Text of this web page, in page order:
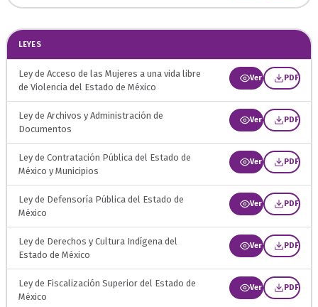
LEYES
Ley de Acceso de las Mujeres a una vida libre
de Violencia del Estado de México
Ver PDF
Ley de Archivos y Administración de
Documentos
Ver PDF
Ley de Contratación Pública del Estado de
México y Municipios
Ver PDF
Ley de Defensoría Pública del Estado de
México
Ver PDF
Ley de Derechos y Cultura Indígena del
Estado de México
Ver PDF
Ley de Fiscalización Superior del Estado de
México
Ver PDF